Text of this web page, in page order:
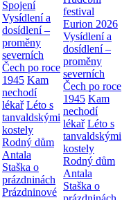
Spojení
Vysídlení a
dosídlení –
proměny
severních
Čech po roce
1945 Kam
nechodí
lékař Léto s
tanvaldskými
kostely
Rodný dům
Antala
Staška o
prázdninách
Prázdninové
festival
Eurion 2026
Vysídlení a
dosídlení –
proměny
severních
Čech po roce
1945 Kam
nechodí
lékař Léto s
tanvaldskými
kostely
Rodný dům
Antala
Staška o